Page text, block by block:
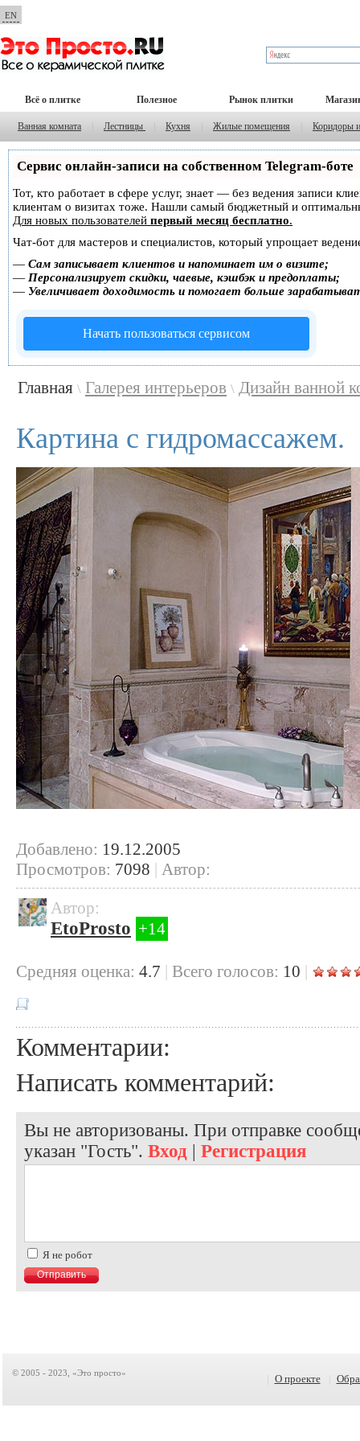
EN
Всё о плитке Полезное Рынок плитки
Ванная комната Лестницы Кухня Жилые помещения Коридоры
Сервис онлайн-записи на собственном Telegram-боте
Тот, кто работает в сфере услуг, знает — без ведения записи
клиентам о визитах тоже. Нашли самый бюджетный и
Для новых пользователей первый месяц бесплатно.
Чат-бот для мастеров и специалистов, который упрощает
— Сам записывает клиентов и напоминает им о визите;
— Персонализирует скидки, чаевые, кэшбэк и предоплаты;
— Увеличивает доходимость и помогает больше
Начать пользоваться сервисом
Главная \ Галерея интерьеров \ Дизайн ванной
Картина с гидромассажем.
Добавлено: 19.12.2005
Просмотров: 7098 | Автор:
Автор:
EtoProsto +14
Cредняя оценка: 4.7 | Всего голосов: 10 |
Комментарии:
Написать комментарий:
Вы не авторизованы. При отправке
указан "Гость". Вход | Регистрация
Я не робот
© 2005 - 2023, «Это просто» О проекте